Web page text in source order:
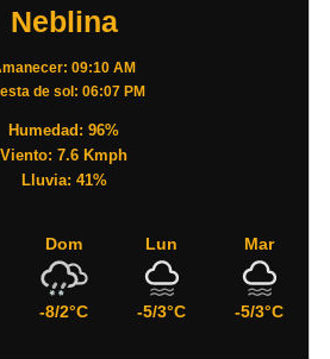
Neblina
09:10 AM
de sol: 06:07 PM
Humedad: 96%
Viento: 7.6 Kmph
Lluvia: 41%
Dom
-8/2°C
Lun
-5/3°C
Mar
-5/3°C